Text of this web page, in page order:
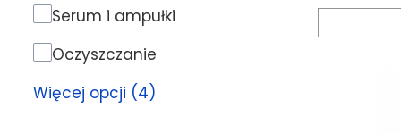
Serum i ampułki
Oczyszczanie
Więcej opcji (4)